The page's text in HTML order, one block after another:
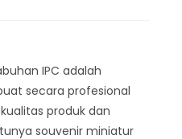
IPC adalah
secara profesional
produk dan
souvenir miniatur